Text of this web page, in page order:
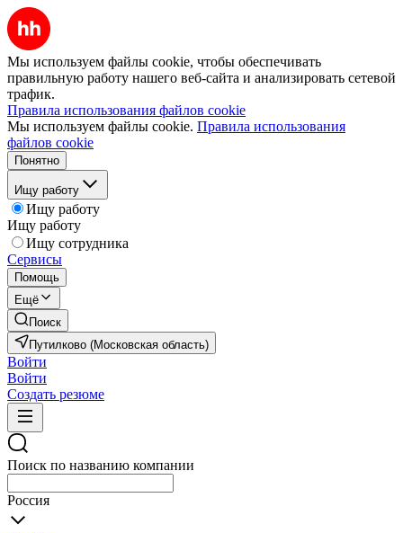
Мы используем файлы cookie, чтобы обеспечивать
правильную работу нашего веб-сайта и анализировать сетевой
трафик.
Правила использования файлов cookie
Мы используем файлы cookie. Правила использования
файлов cookie
Понятно
Ищу работу
Ищу работу
Ищу работу
Ищу сотрудника
Сервисы
Помощь
Ещё
Поиск
Путилково (Московская область)
Войти
Войти
Создать резюме
Поиск по названию компании
Россия